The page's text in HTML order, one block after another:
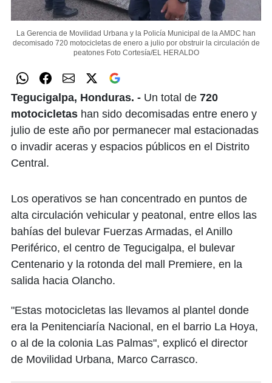
La Gerencia de Movilidad Urbana y la Policía Municipal de la AMDC han
decomisado 720 motocicletas de enero a julio por obstruir la circulación de
peatones Foto Cortesía/EL HERALDO
Tegucigalpa, Honduras. - Un total de 720
motocicletas han sido decomisadas entre enero y
julio de este año por permanecer mal estacionadas
o invadir aceras y espacios públicos en el Distrito
Central.
Los operativos se han concentrado en puntos de
alta circulación vehicular y peatonal, entre ellos las
bahías del bulevar Fuerzas Armadas, el Anillo
Periférico, el centro de Tegucigalpa, el bulevar
Centenario y la rotonda del mall Premiere, en la
salida hacia Olancho.
"Estas motocicletas las llevamos al plantel donde
era la Penitenciaría Nacional, en el barrio La Hoya,
o al de la colonia Las Palmas", explicó el director
de Movilidad Urbana, Marco Carrasco.